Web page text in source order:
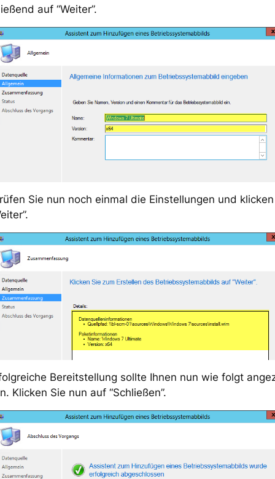
auf “Weiter”.
Sie nun noch einmal die Einstellungen und
Bereitstellung sollte Ihnen nun wie folgt
Klicken Sie nun auf “Schließen”.